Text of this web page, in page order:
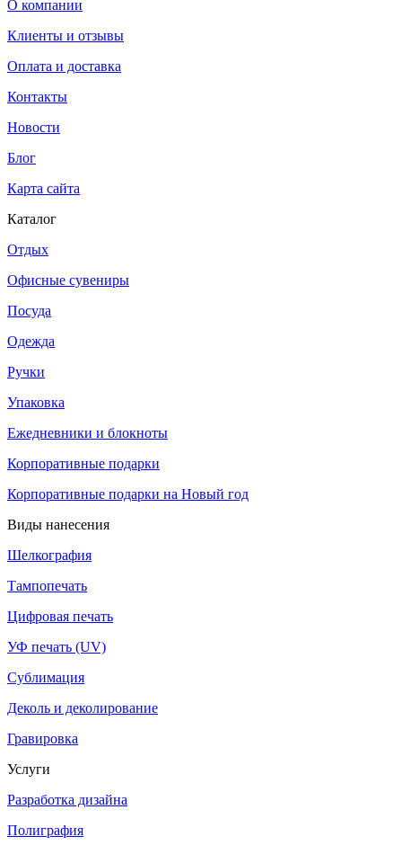
О компании
Клиенты и отзывы
Оплата и доставка
Контакты
Новости
Блог
Карта сайта
Каталог
Отдых
Офисные сувениры
Посуда
Одежда
Ручки
Упаковка
Ежедневники и блокноты
Корпоративные подарки
Корпоративные подарки на Новый год
Виды нанесения
Шелкография
Тампопечать
Цифровая печать
УФ печать (UV)
Сублимация
Деколь и деколирование
Гравировка
Услуги
Разработка дизайна
Полиграфия